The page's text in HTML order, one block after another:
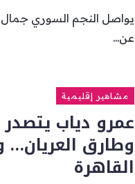
يواصل النجم السوري جمال
عن...
مشاهير إقليمية
عمرو دياب
وطارق العريان…
القاهرة